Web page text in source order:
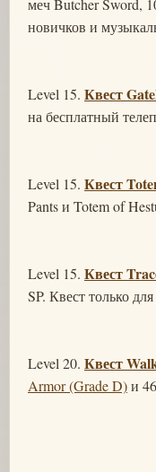
меч Butcher Sword,
новичков и
Level 15. Квест
на бесплатный
Level 15. Квест
Pants и Totem of
Level 15. Квест
SP. Квест только
Level 20. Квест
Armor (Grade D)и